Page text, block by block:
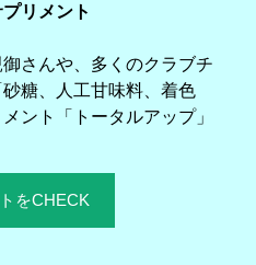
リメント
さんや、多くのクラブチ
糖、人工甘味料、着色
ント「トータルアップ」
をCHECK